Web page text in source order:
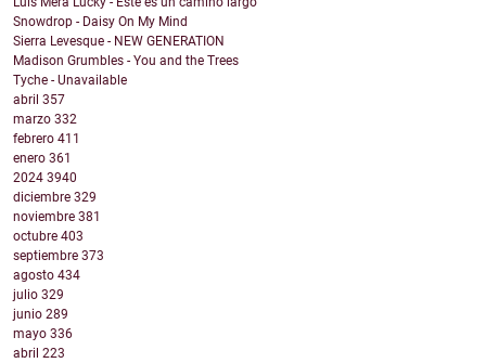
Snowdrop - Daisy On My Mind
Sierra Levesque - NEW GENERATION
Madison Grumbles - You and the Trees
Tyche - Unavailable
abril 357
marzo 332
febrero 411
enero 361
2024 3940
diciembre 329
noviembre 381
octubre 403
septiembre 373
agosto 434
julio 329
junio 289
mayo 336
abril 223